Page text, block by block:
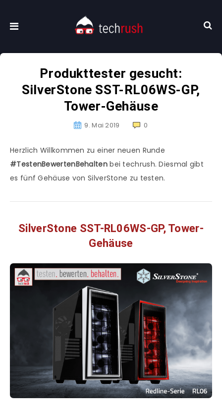
Produkttester gesucht:
SilverStone SST-RL06WS-GP,
Tower-Gehäuse
9. Mai 2019 0
Herzlich Willkommen zu einer neuen Runde
#TestenBewertenBehaltenbei techrush. Diesmal gibt
es fünf Gehäuse von SilverStone zu testen.
SilverStone SST-RL06WS-GP, Tower-
Gehäuse